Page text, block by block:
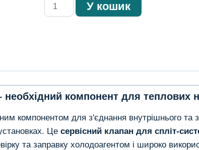
Количество
товара
pentru
sisteme
split
У кошик
компонент для теплових
компонентом для з'єднання внутрішнього та
Цесервісний клапан для спліт-
та заправку холодоагентом і широко